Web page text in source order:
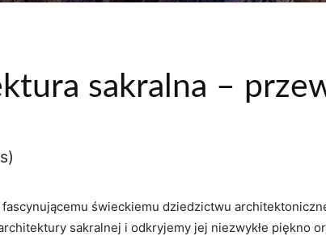
sakralna –
świeckiemu dziedzictwu
sakralnej i odkryjemy jej niezwykłe piękno